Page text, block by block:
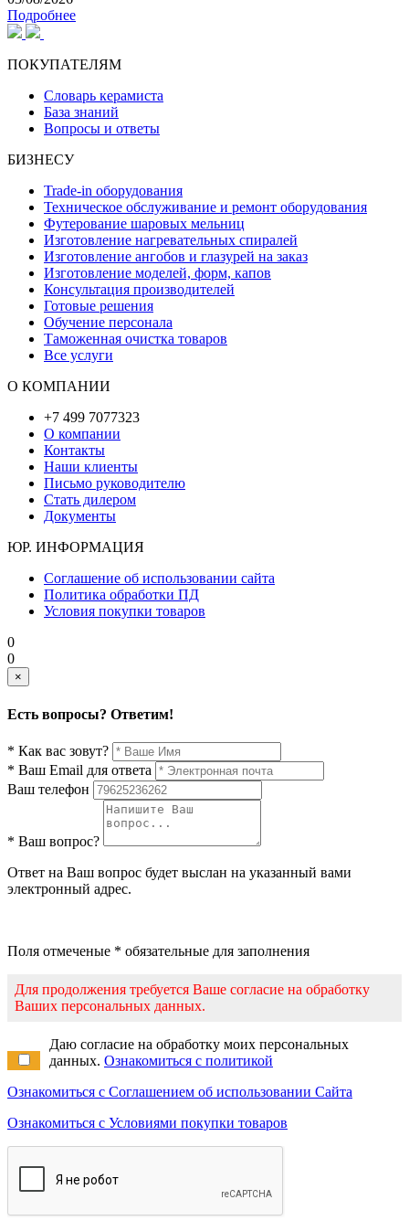
Подробнее
ПОКУПАТЕЛЯМ
Словарь керамиста
База знаний
Вопросы и ответы
БИЗНЕСУ
Trade-in оборудования
Техническое обслуживание и ремонт оборудования
Футерование шаровых мельниц
Изготовление нагревательных спиралей
Изготовление ангобов и глазурей на заказ
Изготовление моделей, форм, капов
Консультация производителей
Готовые решения
Обучение персонала
Таможенная очистка товаров
Все услуги
О КОМПАНИИ
+7 499 7077323
О компании
Контакты
Наши клиенты
Письмо руководителю
Стать дилером
Документы
ЮР. ИНФОРМАЦИЯ
Соглашение об использовании сайта
Политика обработки ПД
Условия покупки товаров
0
0
×
Есть вопросы? Ответим!
* Как вас зовут?
* Ваш Email для ответа
Ваш телефон
* Ваш вопрос?
Ответ на Ваш вопрос будет выслан на указанный вами
электронный адрес.
Поля отмеченые * обязательные для заполнения
Для продолжения требуется Ваше согласие на обработку
Ваших персональных данных.
Даю согласие на обработку моих персональных
данных. Ознакомиться с политикой
Ознакомиться с Соглашением об использовании Сайта
Ознакомиться с Условиями покупки товаров